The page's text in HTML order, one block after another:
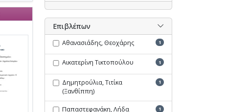
Επιβλέπων
Αθανασιάδης, Θεοχάρης 1
Αικατερίνη Τικτοπούλου 1
Δημητρούλια, Τιτίκα
(Ξανθίππη)
1
Παπαστεφανάκη, Λήδα 1